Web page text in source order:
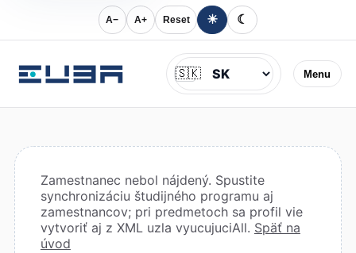
A− A+ Reset ☀ ☾
Menu
Jazyk
🇸🇰
Zamestnanec nebol nájdený. Spustite
synchronizáciu študijného programu aj
zamestnancov; pri predmetoch sa profil vie
vytvoriť aj z XML uzla vyucujuciAll. Späť na
úvod